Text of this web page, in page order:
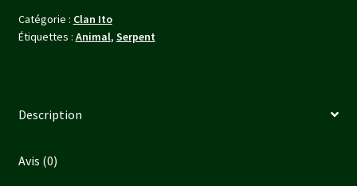
Catégorie : Clan Ito
Étiquettes : Animal, Serpent
Description
Avis (0)